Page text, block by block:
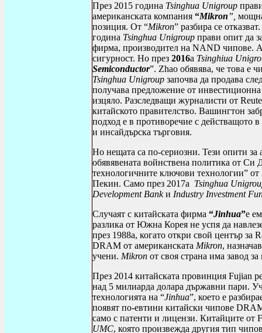
През 2015 година Tsinghua Unigroup
американската компания “Mikron”,
позиция. От “Mikron” разбира се
година Tsinghua Unigroup прави опит да
фирма, производител на NAND чипове.
сигурност. Но през 2016а Tsinghiua
Semiconductor”. Zhao обявява, че това е
Tsinghua Unigroup започва да продава
получава предложение от
изцяло. Разследващи журналисти от
китайското правителство. Вашингтон
подход е в противоречие с действащото
и инсайдърска търговия.
Но нещата са по-сериозни. Тези опити за
обявявената войнствена политика от Си
технологичните ключови технологии” от
Пекин. Само през 2017а Tsinghua
Development Bankи Industry Investment
Случаят с китайската фирма “Jinhua”е
разлика от Южна Корея не успя да
през 1988а, когато откри свой център за R
DRAM от американската Mikron,
учени. Mikron от своя страна има завод
През 2014 китайската провинция Fujian
над 5 милиарда долара държавни пари.
технологията на “Jinhua”, което е
появят по-евтини китайски чипове
само с патенти и лицензи. Китайците от
UMC, която произвежда другия тип